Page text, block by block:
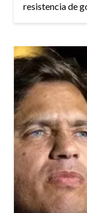
resistencia de